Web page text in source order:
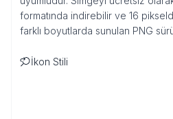
formatında indirebilir ve 16
farklı boyutlarda sunulan PNG
İkon Stili